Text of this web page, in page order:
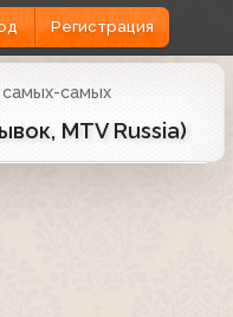
Регистрация
самых
MTV Russia)